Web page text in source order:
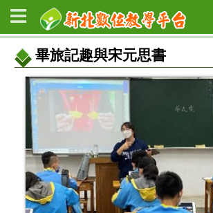
畢旅記趣與宋元思書
教
案
基
本
資
訊